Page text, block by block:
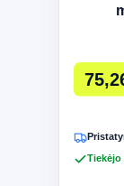
Tiekėjo